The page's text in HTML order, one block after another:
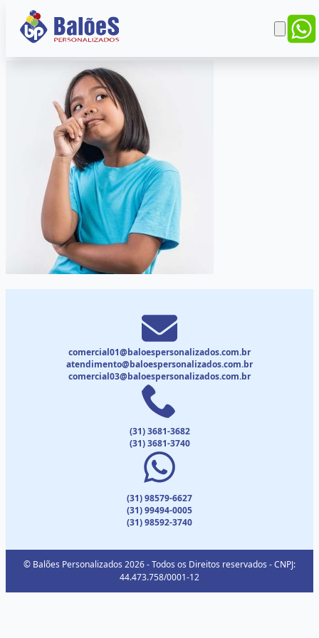
comercial01@baloespersonalizados.com.br
atendimento@baloespersonalizados.com.br
comercial03@baloespersonalizados.com.br
(31) 3681-3682
(31) 3681-3740
(31) 98579-6627
(31) 99494-0005
(31) 98592-3740
© Balões Personalizados 2026 - Todos os Direitos reservados - CNPJ:
44.473.758/0001-12